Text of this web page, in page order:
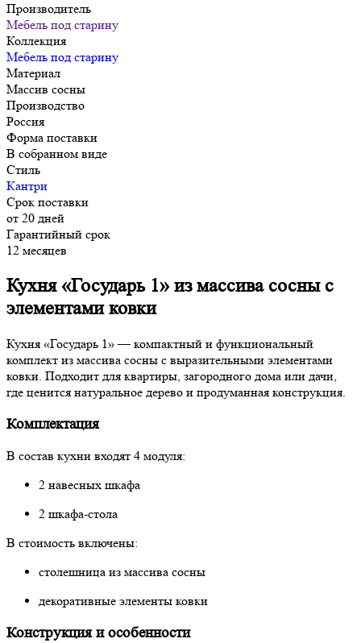
Производитель
Мебель под старину
Коллекция
Мебель под старину
Материал
Массив сосны
Производство
Россия
Форма поставки
В собранном виде
Стиль
Кантри
Срок поставки
от 20 дней
Гарантийный срок
12 месяцев
Кухня «Государь 1» из массива сосны с
элементами ковки
Кухня «Государь 1» — компактный и функциональный
комплект из массива сосны с выразительными элементами
ковки. Подходит для квартиры, загородного дома или дачи,
где ценится натуральное дерево и продуманная конструкция.
Комплектация
В состав кухни входят 4 модуля:
2 навесных шкафа
2 шкафа-стола
В стоимость включены:
столешница из массива сосны
декоративные элементы ковки
Конструкция и особенности